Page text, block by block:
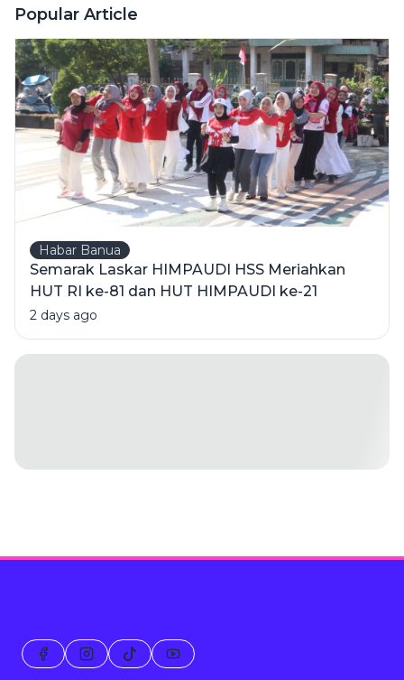
Blancos
Melaju ke
16 Besar
Liga
Champions
Popular Article
Habar Banua
Semarak Laskar HIMPAUDI HSS Meriahkan
HUT RI ke-81 dan HUT HIMPAUDI ke-21
2 days ago